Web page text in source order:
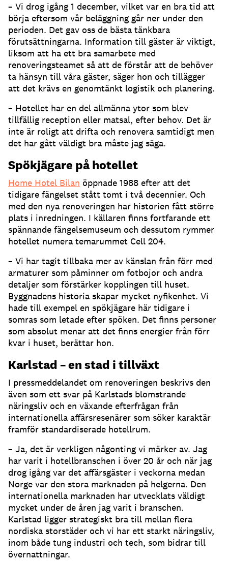
– Vi drog igång 1 december, vilket var en bra tid att
börja eftersom vår beläggning går ner under den
perioden. Det gav oss de bästa tänkbara
förutsättningarna. Information till gäster är viktigt,
liksom att ha ett bra samarbete med
renoveringsteamet så att de förstår att de behöver
ta hänsyn till våra gäster, säger hon och tillägger
att det krävs en genomtänkt logistik och planering.
– Hotellet har en del allmänna ytor som blev
tillfällig reception eller matsal, efter behov. Det är
inte är roligt att drifta och renovera samtidigt men
det har gått väldigt bra måste jag säga.
Spökjägare på hotellet
Home Hotel Bilan öppnade 1988 efter att det
tidigare fängelset stått tomt i två decennier. Och
med den nya renoveringen har historien fått större
plats i inredningen. I källaren finns fortfarande ett
spännande fängelsemuseum och dessutom rymmer
hotellet numera temarummet Cell 204.
– Vi har tagit tillbaka mer av känslan från förr med
armaturer som påminner om fotbojor och andra
detaljer som förstärker kopplingen till huset.
Byggnadens historia skapar mycket nyfikenhet. Vi
hade till exempel en spökjägare här tidigare i
somras som letade efter spöken. Det finns personer
som absolut menar att det finns energier från förr
kvar i huset, berättar hon.
Karlstad – en stad i tillväxt
I pressmeddelandet om renoveringen beskrivs den
även som ett svar på Karlstads blomstrande
näringsliv och en växande efterfrågan från
internationella affärsresenärer som söker karaktär
framför standardiserade hotellrum.
– Ja, det är verkligen någonting vi märker av. Jag
har varit i hotellbranschen i över 20 år och när jag
drog igång var det affärsgäster i veckorna medan
Norge var den stora marknaden på helgerna. Den
internationella marknaden har utvecklats väldigt
mycket under de åren jag varit i branschen.
Karlstad ligger strategiskt bra till mellan flera
nordiska storstäder och vi har ett starkt näringsliv,
inom både tung industri och tech, som bidrar till
övernattningar.